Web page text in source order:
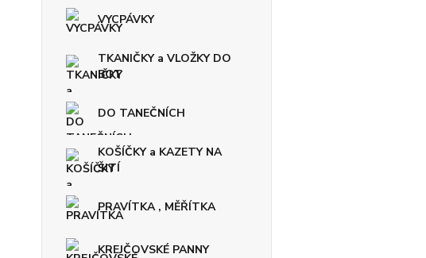
VYCPÁVKY
TKANIČKY a VLOŽKY DO
BOT
DO TANEČNÍCH
KOŠÍČKY a KAZETY NA
ŠITÍ
PRAVÍTKA , MĚŘÍTKA
KREJČOVSKÉ PANNY